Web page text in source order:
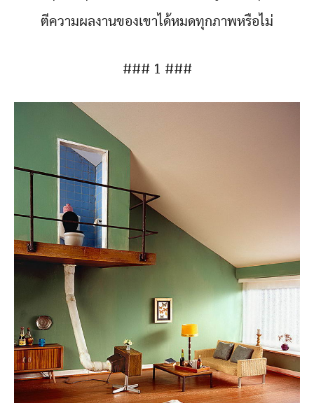
ตีความผลงานของเขาได้หมดทุกภาพหรือไม่
### 1 ###